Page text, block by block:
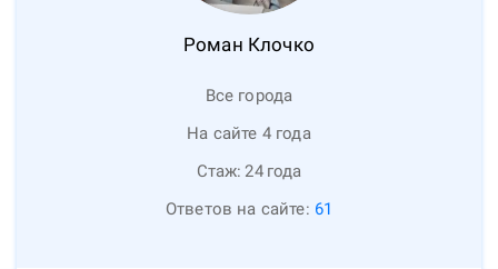
Роман Клочко
Все города
На сайте 4 года
Стаж: 24 года
Ответов на сайте: 61